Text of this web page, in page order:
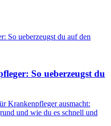
So ueberzeugst du
Krankenpfleger ausmacht:
und wie du es schnell und